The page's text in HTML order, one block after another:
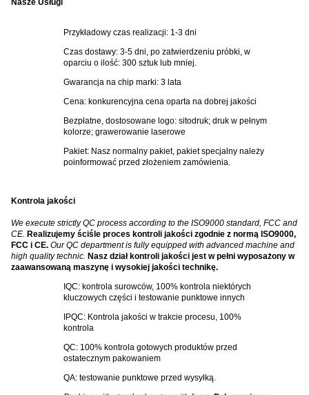
Nasze Usługi
Przykładowy czas realizacji: 1-3 dni
Czas dostawy: 3-5 dni, po zatwierdzeniu próbki, w
oparciu o ilość: 300 sztuk lub mniej.
Gwarancja na chip marki: 3 lata
Cena: konkurencyjna cena oparta na dobrej jakości
Bezpłatne, dostosowane logo: sitodruk; druk w pełnym
kolorze; grawerowanie laserowe
Pakiet: Nasz normalny pakiet, pakiet specjalny należy
poinformować przed złożeniem zamówienia.
Kontrola jakości
We execute strictly QC process according to the ISO9000 standard, FCC and
CE. Realizujemy ściśle proces kontroli jakości zgodnie z normą ISO9000,
FCC i CE. Our QC department is fully equipped with advanced machine and
high quality technic. Nasz dział kontroli jakości jest w pełni wyposażony w
zaawansowaną maszynę i wysokiej jakości technikę.
IQC: kontrola surowców, 100% kontrola niektórych
kluczowych części i testowanie punktowe innych
IPQC: Kontrola jakości w trakcie procesu, 100%
kontrola
QC: 100% kontrola gotowych produktów przed
ostatecznym pakowaniem
QA: testowanie punktowe przed wysyłką.